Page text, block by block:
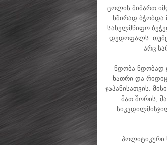
ცოლის მიმართ
ხშირად ბჭობდა
სახელმწიფო
დედოფალს.
არც
ნდობა ნდობად
ხათრი და
ჯაჰანისათვის.
მათ შორის,
პოლიტიკური